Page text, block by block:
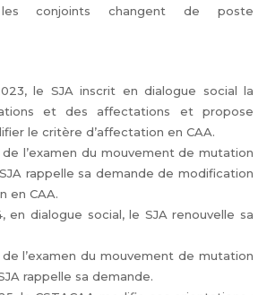
conjoints changent de poste
le SJA inscrit en dialogue social la
et des affectations et propose
le critère d’affectation en CAA.
l’examen du mouvement de mutation
rappelle sa demande de modification
en CAA.
en dialogue social, le SJA renouvelle sa
de l’examen du mouvement de mutation
rappelle sa demande.